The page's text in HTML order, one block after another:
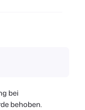
bei
behoben.